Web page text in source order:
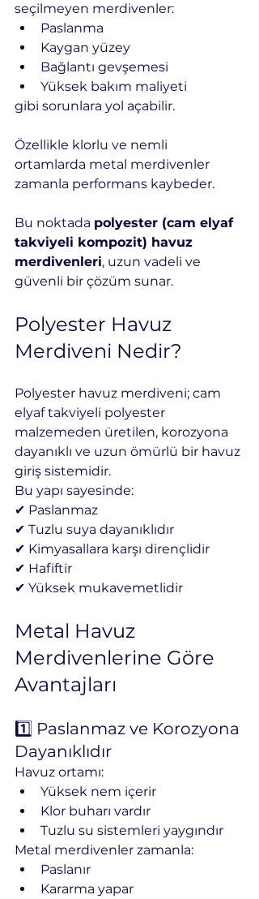
seçilmeyen merdivenler:
Paslanma
Kaygan yüzey
Bağlantı gevşemesi
Yüksek bakım maliyeti
gibi sorunlara yol açabilir.
Özellikle klorlu ve nemli
ortamlarda metal merdivenler
zamanla performans kaybeder.
Bu noktada polyester (cam elyaf
takviyeli kompozit) havuz
merdivenleri, uzun vadeli ve
güvenli bir çözüm sunar.
Polyester Havuz
Merdiveni Nedir?
Polyester havuz merdiveni; cam
elyaf takviyeli polyester
malzemeden üretilen, korozyona
dayanıklı ve uzun ömürlü bir havuz
giriş sistemidir.
Bu yapı sayesinde:
✔ Paslanmaz
✔ Tuzlu suya dayanıklıdır
✔ Kimyasallara karşı dirençlidir
✔ Hafiftir
✔ Yüksek mukavemetlidir
Metal Havuz
Merdivenlerine Göre
Avantajları
1️⃣ Paslanmaz ve Korozyona
Dayanıklıdır
Havuz ortamı:
Yüksek nem içerir
Klor buharı vardır
Tuzlu su sistemleri yaygındır
Metal merdivenler zamanla:
Paslanır
Kararma yapar